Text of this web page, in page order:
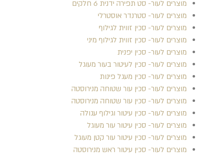
מוצרים לעור- סט תפירה ידנית 6 חלקים
מוצרים לעור- סטרנדר אוסטרלי
מוצרים לעור- סכין זווית לגילוף
מוצרים לעור- סכין זווית לגילוף מיני
מוצרים לעור- סכין יפנית
מוצרים לעור- סכין לעיטור בעור מעוגל
מוצרים לעור- סכין מעגל פינות
מוצרים לעור- סכין עור שטוחה מנירוסטה
מוצרים לעור- סכין עור שטוחה מנירוסטה
מוצרים לעור- סכין עיטור וגילוף עגולה
מוצרים לעור- סכין עיטור עור מעוגל
מוצרים לעור- סכין עיטור עור קטן מעוגל
מוצרים לעור- סכין עיטור ראש מנירוסטה